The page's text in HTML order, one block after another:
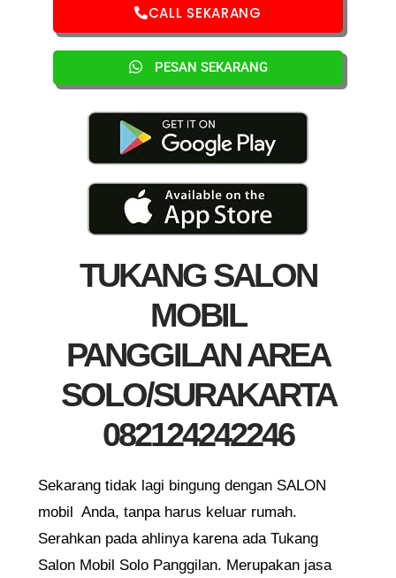
TUKANG SALON
MOBIL
PANGGILAN AREA
SOLO/SURAKARTA
082124242246
Sekarang tidak lagi bingung dengan SALON
mobil Anda, tanpa harus keluar rumah.
Serahkan pada ahlinya karena ada Tukang
Salon Mobil Solo Panggilan. Merupakan jasa
CALL SEKARANG
PESAN SEKARANG